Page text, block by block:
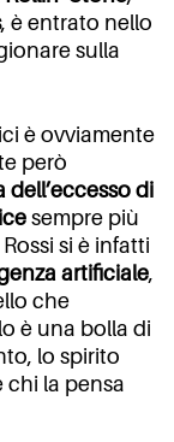
, è entrato nello
sulla
è ovviamente
però
dell’eccesso di
sempre più
si è infatti
artificiale,
che
è una bolla di
lo spirito
chi la pensa